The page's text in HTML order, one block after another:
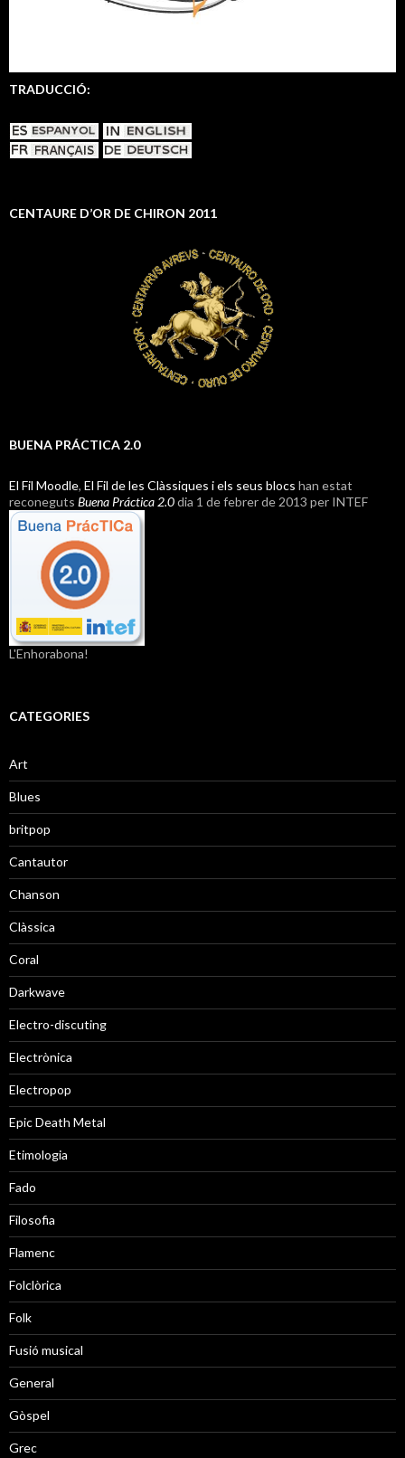
TRADUCCIÓ:
CENTAURE D’OR DE CHIRON 2011
BUENA PRÁCTICA 2.0
El Fil Moodle, El Fil de les Clàssiques i els seus blocs han estat
reconeguts Buena Práctica 2.0dia 1 de febrer de 2013 per INTEF
L'Enhorabona!
CATEGORIES
Art
Blues
britpop
Cantautor
Chanson
Clàssica
Coral
Darkwave
Electro-discuting
Electrònica
Electropop
Epic Death Metal
Etimologia
Fado
Filosofia
Flamenc
Folclòrica
Folk
Fusió musical
General
Gòspel
Grec